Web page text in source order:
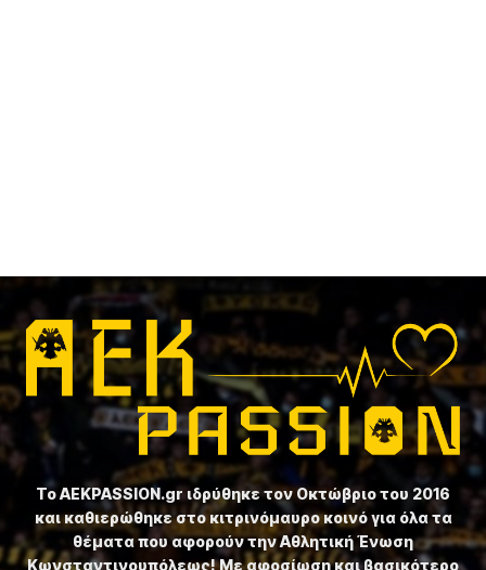
Το ⁦AEKPASSION.gr⁩ ιδρύθηκε τον Οκτώβριο του 2016
και καθιερώθηκε στο κιτρινόμαυρο κοινό για όλα τα
θέματα που αφορούν την Αθλητική Ένωση
Κωνσταντινουπόλεως! Με αφοσίωση και βασικότερο